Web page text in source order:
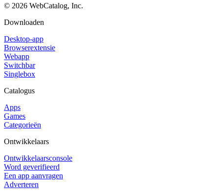
© 2026 WebCatalog, Inc.
Downloaden
Desktop-app
Browserextensie
Webapp
Switchbar
Singlebox
Catalogus
Apps
Games
Categorieën
Ontwikkelaars
Ontwikkelaarsconsole
Word geverifieerd
Een app aanvragen
Adverteren